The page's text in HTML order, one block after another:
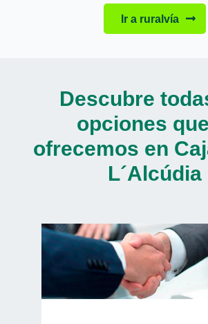
Ir a ruralvía
Descubre
opciones
ofrecemos en
L´Alcúdia